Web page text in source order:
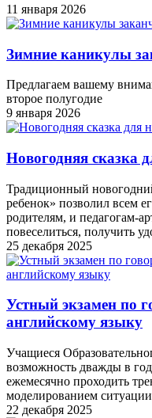
11 января 2026
Зимние каникулы
Предлагаем вашему
второе полугодие
9 января 2026
Новогодняя сказка
Традиционный
ребенок» позволил всем
родителям, и педагогам-
повеселиться, получить
25 декабря 2025
Устный экзамен по
английскому языку
Учащиеся
возможность дважды в
ежемесячно проходить
моделированием ситуации
22 декабря 2025